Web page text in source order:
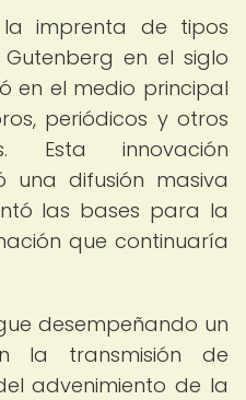
imprenta de tipos
en el siglo
en el medio principal
periódicos y otros
Esta innovación
una difusión masiva
las bases para la
que continuaría
desempeñando un
la transmisión de
advenimiento de la